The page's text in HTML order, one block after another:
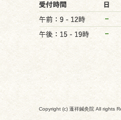
Copyright (c) 蓬祥鍼灸院 All rights